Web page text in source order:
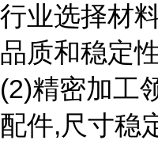
行业选择材
品质和稳定
(2)精密加工
配件,尺寸稳